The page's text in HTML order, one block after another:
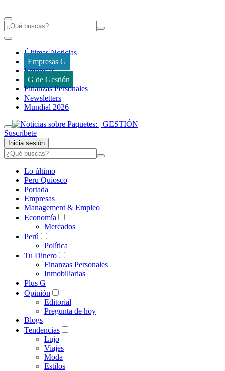
Últimas Noticias
Empresas G
Empresas
G de Gestión
Finanzas Personales
Newsletters
Mundial 2026
Suscríbete
Inicia sesión
Lo último
Peru Quiosco
Portada
Empresas
Management & Empleo
Economía
Mercados
Perú
Política
Tu Dinero
Finanzas Personales
Inmobiliarias
Plus G
Opinión
Editorial
Pregunta de hoy
Blogs
Tendencias
Lujo
Viajes
Moda
Estilos